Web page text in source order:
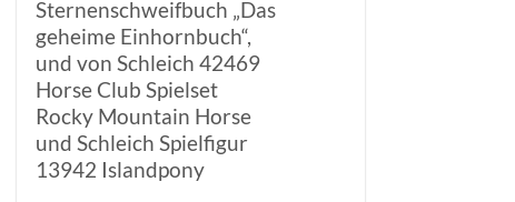
Sternenschweifbuch „Das
geheime Einhornbuch“,
und von Schleich 42469
Horse Club Spielset
Rocky Mountain Horse
und Schleich Spielfigur
13942 Islandpony